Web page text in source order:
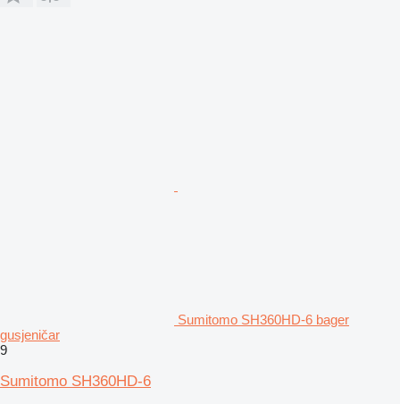
Sumitomo SH360HD-6 bager
gusjeničar
9
Sumitomo SH360HD-6